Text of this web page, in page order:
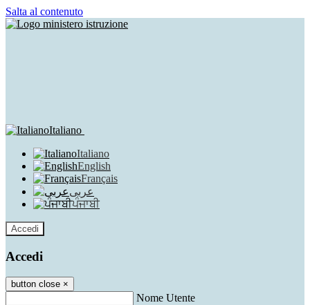
Salta al contenuto
Italiano
Italiano
English
Français
عربى
ਪੰਜਾਬੀ
Accedi
Accedi
button close ×
Nome Utente